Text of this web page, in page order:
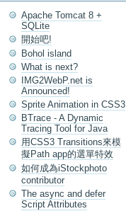
Apache Tomcat 8 +
SQLite
開始吧!
Bohol island
What is next?
IMG2WebP.net is
Announced!
Sprite Animation in CSS3
BTrace - A Dynamic
Tracing Tool for Java
用CSS3 Transitions來模
擬Path app的選單特效
如何成為iStockphoto
contributor
The async and defer
Script Attributes